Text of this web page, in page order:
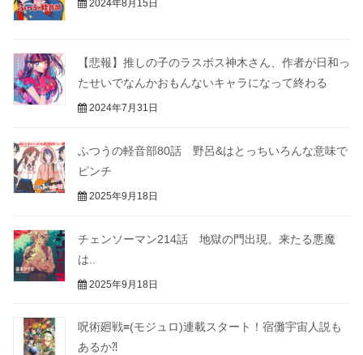
2024年8月15日
【悲報】推しの子のラスボス神木さん、作者が日和っ
たせいでなんかおもんないキャラになって終わる
2024年7月31日
ふつうの軽音部80話 野呂&はとっちいろんな意味で
ピンチ
2025年9月18日
チェンソーマン214話 地獄の門出現。来たる悪魔
は..
2025年9月18日
呪術廻戦≡(モジュロ)連載スタート！宿儺宇宙人説も
あるか⁈